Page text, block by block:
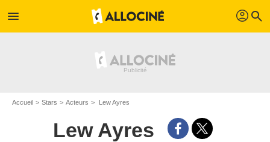
menu profil search
Accueil Stars Acteurs Lew Ayres
Lew Ayres